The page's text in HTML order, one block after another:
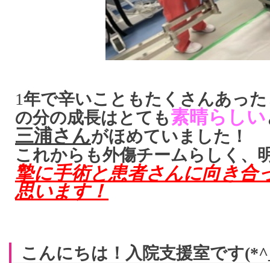
1年で辛いこともたくさんあっ
の分の成長はとても素晴らしい
三浦さんがほめていました！
これからも外傷チームらしく、
摯に手術と患者さんに向き合
思います！
こんにちは！入院支援室です